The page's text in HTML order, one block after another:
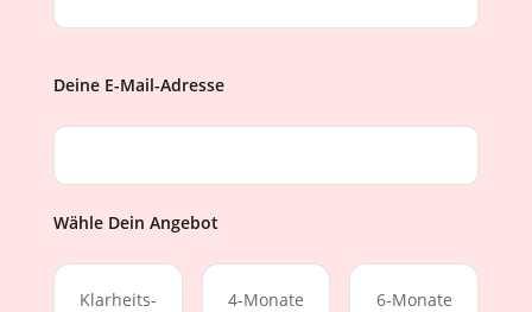
Deine E-Mail-Adresse
Wähle Dein Angebot
Klarheits-
4-Monate
6-Monate